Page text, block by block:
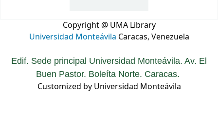
Copyright @ UMA Library
Universidad Monteávila Caracas, Venezuela
Edif. Sede principal Universidad Monteávila. Av. El
Buen Pastor. Boleíta Norte. Caracas.
Customized by Universidad Monteávila